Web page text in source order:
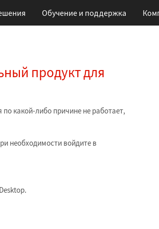
Обучениеи поддержка
продукт для
какой-либо причине не работает,
необходимости войдите в